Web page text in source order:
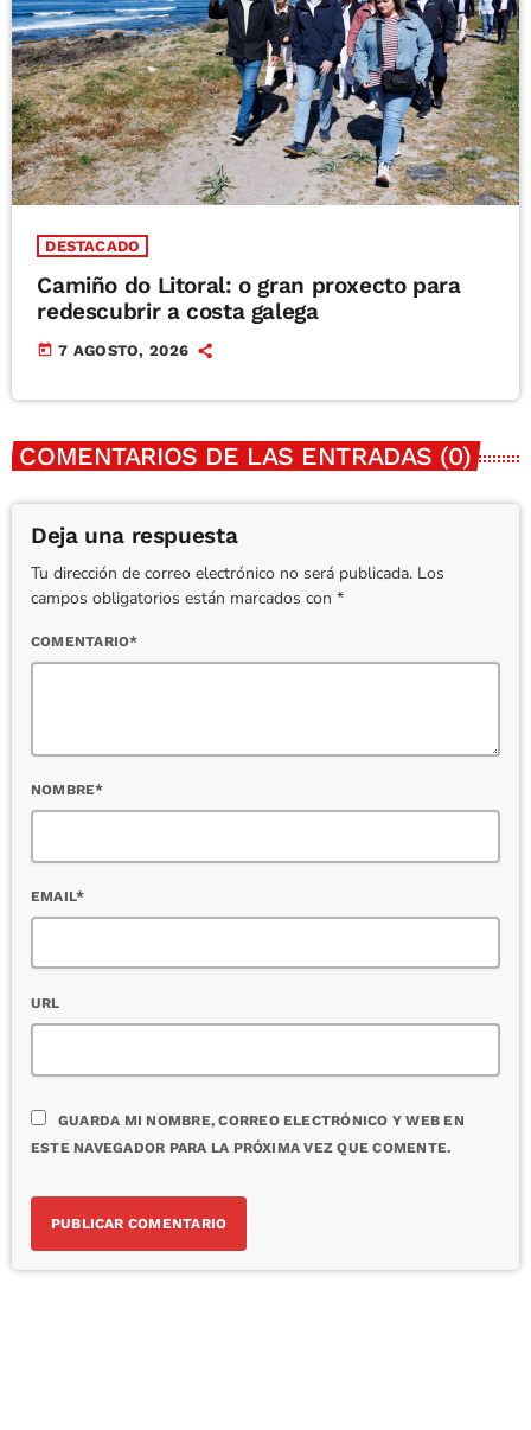
DESTACADO
Camiño do Litoral: o gran proxecto para
redescubrir a costa galega
today 7 AGOSTO, 2026
COMENTARIOS DE LAS ENTRADAS (0)
Deja una respuesta
Tu dirección de correo electrónico no será publicada. Los
campos obligatorios están marcados con *
COMENTARIO*
NOMBRE*
EMAIL*
URL
GUARDA MI NOMBRE, CORREO ELECTRÓNICO Y WEB EN
ESTE NAVEGADOR PARA LA PRÓXIMA VEZ QUE COMENTE.